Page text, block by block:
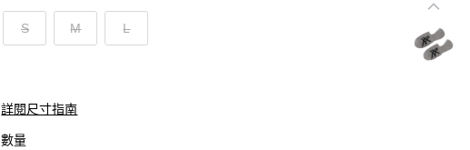
S M L
詳閱尺寸指南
數量